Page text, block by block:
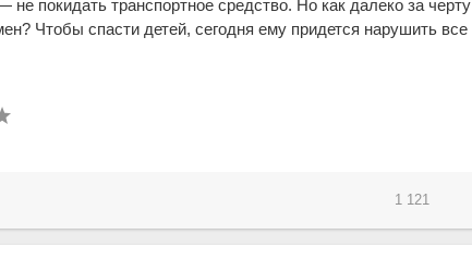
покидать транспортное средство. Но как далеко за черту
Чтобы спасти детей, сегодня ему придется нарушить все
1 121